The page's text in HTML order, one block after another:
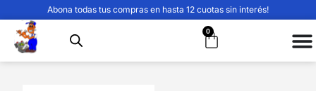
Abona todas tus compras en hasta 12 cuotas sin interés!
0